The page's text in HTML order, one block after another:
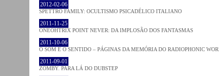
2012-02-06
SPETTRO FAMILY: OCULTISMO PSICADÉLICO ITALIANO
2011-11-25
ONEOHTRIX POINT NEVER: DA IMPLOSÃO DOS FANTASMAS
2011-10-06
O SOM E O SENTIDO – PÁGINAS DA MEMÓRIA DO RADIOPHONIC
2011-09-01
ZOMBY. PARA LÁ DO DUBSTEP